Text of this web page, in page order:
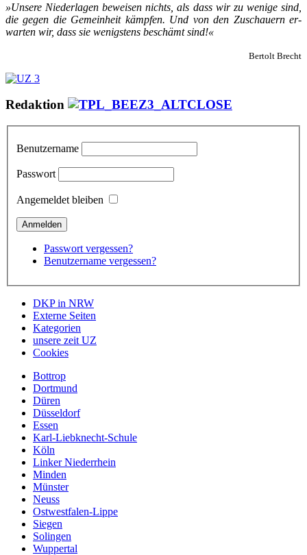
»Un­se­re Nie­der­la­gen be­wei­sen nichts, als dass wir zu we­ni­ge sind,
die ge­gen die Ge­mein­heit kämp­fen. Und von den Zu­schau­ern er­
war­ten wir, dass sie we­nigs­tens be­schämt sind!«
Bertolt Brecht
Redaktion
Benutzername
Passwort
Angemeldet bleiben
Passwort vergessen?
Benutzername vergessen?
DKP in NRW
Externe Seiten
Kategorien
unsere zeit UZ
Cookies
Bottrop
Dortmund
Düren
Düsseldorf
Essen
Karl-Liebknecht-Schule
Köln
Linker Niederrhein
Minden
Münster
Neuss
Ostwestfalen-Lippe
Siegen
Solingen
Wuppertal